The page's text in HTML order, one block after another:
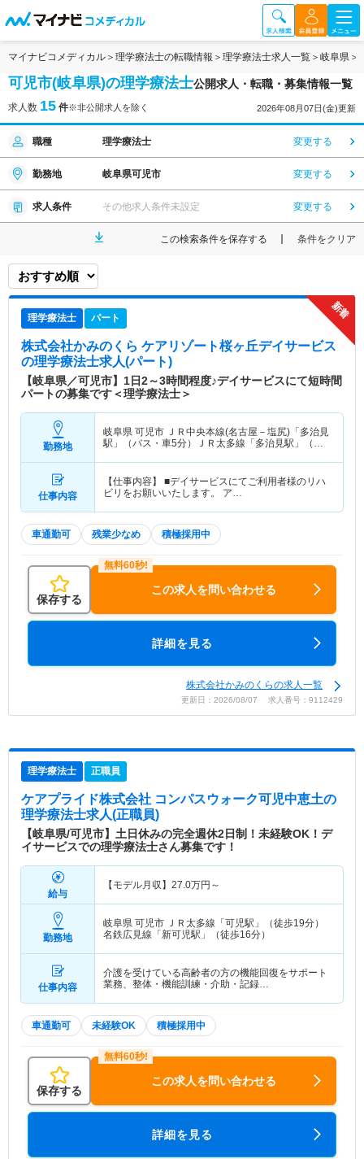
マイナビコメディカル 理学療法士の転職情報 理学療法士求人一覧 岐阜県
可児市(岐阜県)の理学療法士公開求人・転職・募集情報一覧
求人数 15 件※非公開求人を除く 2026年08月07日(金)更新
職種 理学療法士 変更する
勤務地 岐阜県可児市 変更する
求人条件 その他求人条件未設定 変更する
この検索条件を保存する 条件をクリア
理学療法士 パート
株式会社かみのくら ケアリゾート桜ヶ丘デイサービス
の理学療法士求人(パート)
【岐阜県／可児市】1日2～3時間程度♪デイサービスにて短時間
パートの募集です＜理学療法士＞
勤務地
岐阜県 可児市 ＪＲ中央本線(名古屋－塩尻)「多治見
駅」（バス・車5分）ＪＲ太多線「多治見駅」（バ
仕事内容
【仕事内容】 ■デイサービスにてご利用者様のリハ
ビリをお願いいたします。 ア…
車通勤可 残業少なめ 積極採用中
保存する
この求人を問い合わせる
詳細を見る
株式会社かみのくらの求人一覧
更新日：2026/08/07 求人番号：9112429
理学療法士 正職員
ケアプライド株式会社 コンパスウォーク可児中恵土の
理学療法士求人(正職員)
【岐阜県/可児市】土日休みの完全週休2日制！未経験OK！デ
イサービスでの理学療法士さん募集です！
給与
【モデル月収】 27.0万円～
勤務地
岐阜県 可児市 ＪＲ太多線「可児駅」（徒歩19分）
名鉄広見線「新可児駅」（徒歩16分）
仕事内容
介護を受けている高齢者の方の機能回復をサポート
業務、整体・機能訓練・介助・記録…
車通勤可 未経験OK 積極採用中
保存する
この求人を問い合わせる
詳細を見る